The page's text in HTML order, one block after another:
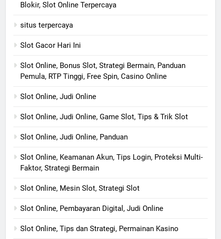
Blokir, Slot Online Terpercaya
situs terpercaya
Slot Gacor Hari Ini
Slot Online, Bonus Slot, Strategi Bermain, Panduan
Pemula, RTP Tinggi, Free Spin, Casino Online
Slot Online, Judi Online
Slot Online, Judi Online, Game Slot, Tips & Trik Slot
Slot Online, Judi Online, Panduan
Slot Online, Keamanan Akun, Tips Login, Proteksi Multi-
Faktor, Strategi Bermain
Slot Online, Mesin Slot, Strategi Slot
Slot Online, Pembayaran Digital, Judi Online
Slot Online, Tips dan Strategi, Permainan Kasino